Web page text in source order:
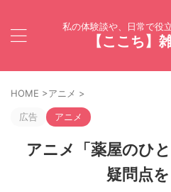
私の体験談や、日常で役
【ここち】
HOME >アニメ >
広告 アニメ
アニメ「薬屋のひ
疑問点